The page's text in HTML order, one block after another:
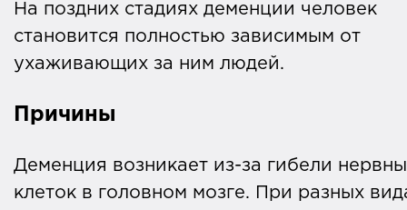
На поздних стадиях деменции человек
становится полностью зависимым от
ухаживающих за ним людей.
Причины
Деменция возникает из-за гибели
клеток в головном мозге. При разных